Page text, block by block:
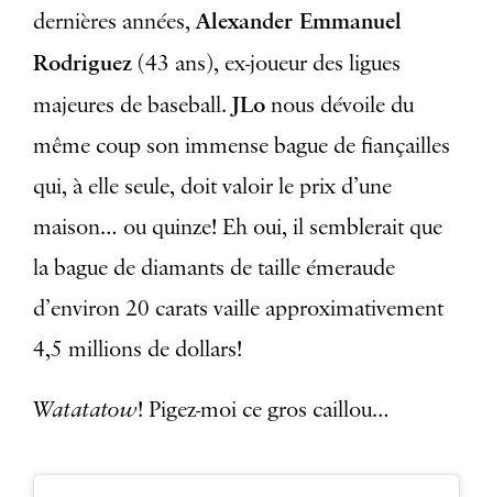
dernières années,Alexander Emmanuel
Rodriguez (43 ans), ex-joueur des ligues
majeures de baseball. JLonous dévoile du
même coup son immense bague de fiançailles
qui, à elle seule, doit valoir le prix d’une
maison… ou quinze! Eh oui, il semblerait que
la bague de diamants de taille émeraude
d’environ 20 carats vaille approximativement
4,5 millions de dollars!
Watatatow! Pigez-moi ce gros caillou…